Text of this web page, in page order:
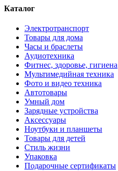
Каталог
Электротранспорт
Товары для дома
Часы и браслеты
Аудиотехника
Фитнес, здоровье, гигиена
Мультимедийная техника
Фото и видео техника
Автотовары
Умный дом
Зарядные устройства
Аксессуары
Ноутбуки и планшеты
Товары для детей
Стиль жизни
Упаковка
Подарочные сертификаты